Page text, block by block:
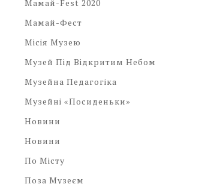
Мамай-Fest 2020
Мамай-Фест
Місія Музею
Музей Під Відкритим Небом
Музейна Педагогіка
Музейні «посиденьки»
Новини
Новини
По Місту
Поза Музеєм